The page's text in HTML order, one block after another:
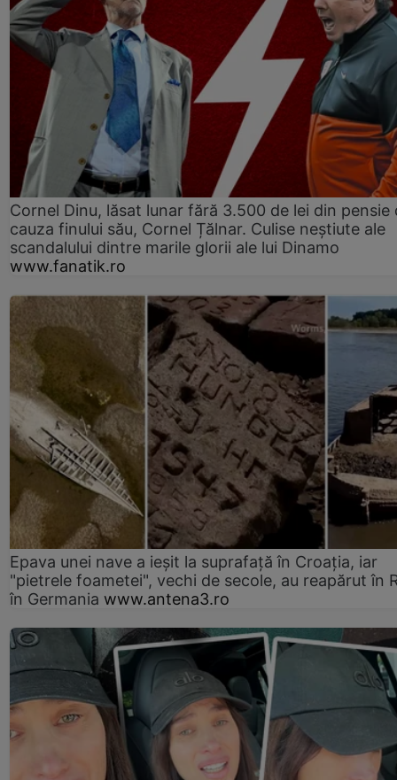
Cornel Dinu, lăsat lunar fără 3.500 de lei din pensie
cauza finului său, Cornel Țălnar. Culise neștiute ale
scandalului dintre marile glorii ale lui Dinamo
www.fanatik.ro
Epava unei nave a ieșit la suprafață în Croația, iar
"pietrele foametei", vechi de secole, au reapărut în
în Germania www.antena3.ro